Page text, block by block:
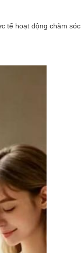
tế hoạt động chăm sóc